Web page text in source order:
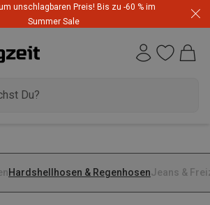
unschlagbaren Preis! Bis zu -60 % im
Summer Sale
Hardshellhosen & RegenhosenJeans &